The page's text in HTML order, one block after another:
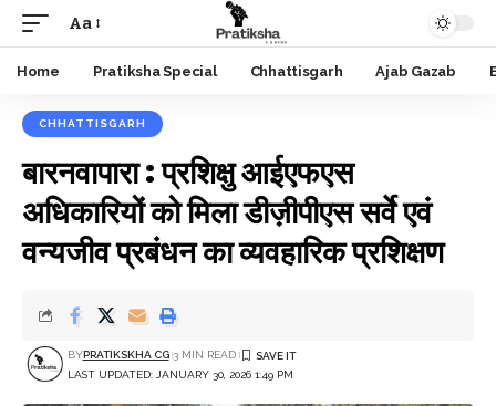
Font
Resizer
Aa
Home Pratiksha Special Chhattisgarh Ajab Gazab
CHHATTISGARH
बारनवापारा : प्रशिक्षु आईएफएस
अधिकारियों को मिला डीज़ीपीएस सर्वे एवं
वन्यजीव प्रबंधन का व्यवहारिक प्रशिक्षण
LAST UPDATED: JANUARY 30, 2026 1:49 PM
BYPRATIKSKHA CG 3 MIN READ